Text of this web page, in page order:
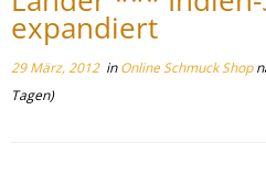
expandiert
29 März, 2012inOnline Schmuck Shop
Tagen)